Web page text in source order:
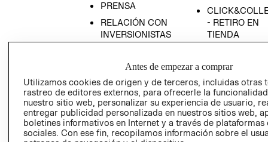
PRENSA
RELACIÓN CON
INVERSIONISTAS
EMPRESARIAL
- RETIRO EN
TIENDA
CONDICIONES
AVISO DE
PRIVACIDAD
GIFT CARD
AVISO DE
COOKIES
Antes de empezar a comprar
Utilizamos cookies de origen y de terceros, incluidas otras
rastreo de editores externos, para ofrecerle la
nuestro sitio web, personalizar su experiencia de usuario,
entregar publicidad personalizada en nuestros sitios web,
boletines informativos en Internet y a través de plataformas
sociales. Con ese fin, recopilamos información sobre el